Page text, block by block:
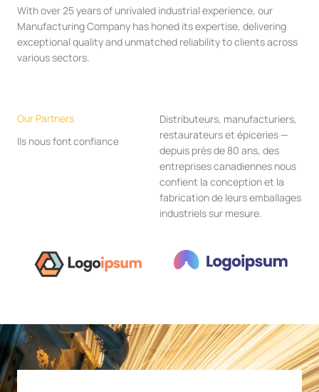
With over 25 years of unrivaled industrial experience, our
Manufacturing Company has honed its expertise, delivering
exceptional quality and unmatched reliability to clients across
various sectors.
Our Partners
Ils nous font confiance
Distributeurs, manufacturiers,
restaurateurs et épiceries —
depuis près de 80 ans, des
entreprises canadiennes nous
confient la conception et la
fabrication de leurs emballages
industriels sur mesure.